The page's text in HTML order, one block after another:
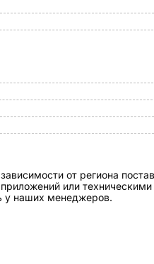
от региона
или техническими
у наших менеджеров.